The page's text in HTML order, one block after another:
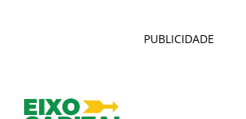
PUBLICIDADE